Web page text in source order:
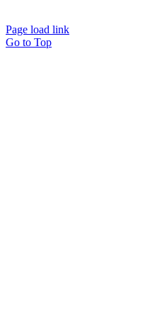
Page load link
Go to Top